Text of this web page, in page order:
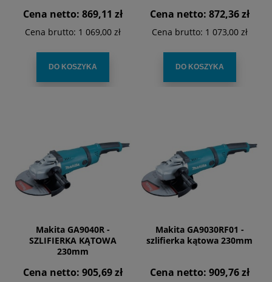
Cena netto: 869,11 zł
Cena brutto: 1 069,00 zł
DO KOSZYKA
Cena netto: 872,36 zł
Cena brutto: 1 073,00 zł
DO KOSZYKA
Makita GA9040R -
SZLIFIERKA KĄTOWA
230mm
Cena netto: 905,69 zł
Makita GA9030RF01 -
szlifierka kątowa 230mm
Cena netto: 909,76 zł